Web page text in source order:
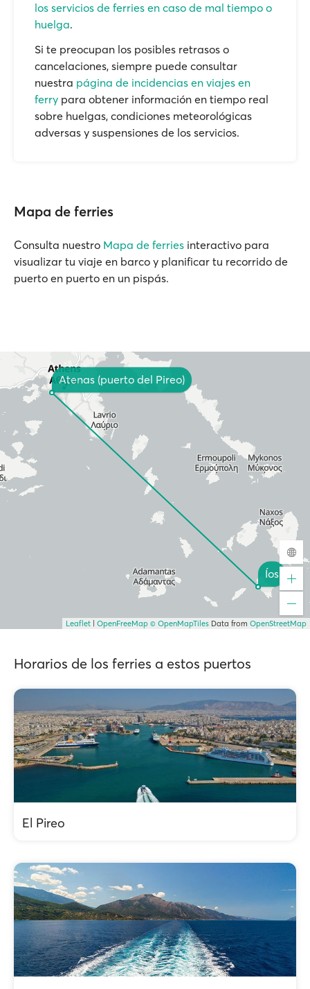
los servicios de ferries en caso de mal tiempo o
huelga.
Si te preocupan los posibles retrasos o
cancelaciones, siempre puede consultar
nuestra página de incidencias en viajes en
ferry para obtener información en tiempo real
sobre huelgas, condiciones meteorológicas
adversas y suspensiones de los servicios.
Mapa de ferries
Consulta nuestro Mapa de ferries interactivo para
visualizar tu viaje en barco y planificar tu recorrido de
puerto en puerto en un pispás.
Atenas (puerto del Pireo)
Íos
Leaflet OpenFreeMap © OpenMapTiles Data from OpenStreetMap
Horarios de los ferries a estos puertos
El Pireo